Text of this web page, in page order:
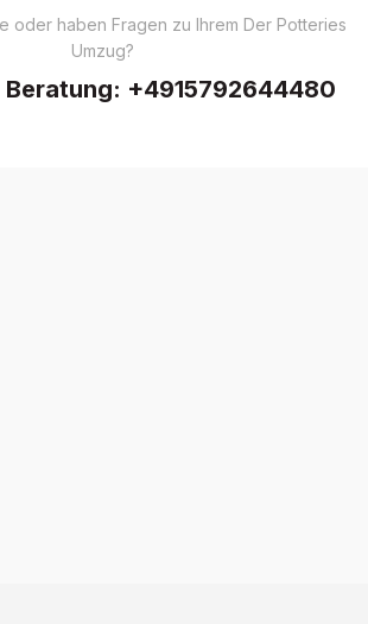
oder haben Fragen zu Ihrem Der Potteries
Umzug?
+4915792644480